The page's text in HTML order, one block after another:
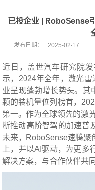
已投企业 | RoboSense
发布日期： 2025-02-17
近日，盖世汽车研究院
示，2024年全年，激光
业呈现蓬勃增长势头。其
颗的装机量位列榜首，
第一。作为全球领先的激
断推动高阶智驾的加速普
未来，RoboSense速腾聚
上，并以AI驱动，为更
解决方案，与合作伙伴共